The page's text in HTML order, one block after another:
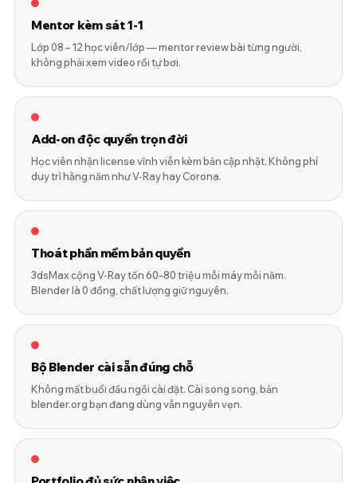
Mentor kèm sát 1-1
Lớp 08 – 12 học viên/lớp — mentor review bài từng người,
không phải xem video rồi tự bơi.
Add-on độc quyền trọn đời
Học viên nhận license vĩnh viễn kèm bản cập nhật. Không phí
duy trì hằng năm như V-Ray hay Corona.
Thoát phần mềm bản quyền
3dsMax cộng V-Ray tốn 60–80 triệu mỗi máy mỗi năm.
Blender là 0 đồng, chất lượng giữ nguyên.
Bộ Blender cài sẵn đúng chỗ
Không mất buổi đầu ngồi cài đặt. Cài song song, bản
blender.org bạn đang dùng vẫn nguyên vẹn.